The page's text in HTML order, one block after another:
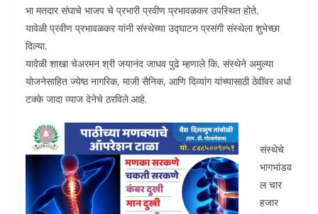
भा मतदार संघाचे भाजप चे प्रभारी प्रवीण प्रभावळकर उपस्थित होते.
यावेळी प्रवीण प्रभावळकर यांनी संस्थेच्या उद्घाटन प्रसंगी संस्थेला शुभेच्छा
दिल्या.
यावेळी शाखा चेअरमन श्री जयानंद जाधव पुढे म्हणाले कि, संस्थेने अमुल्या
योजनेसाहित ज्येष्ठ नागरिक, माजी सैनिक, आणि दिव्यांग यांच्यासाठी ठेवींवर अर्धा
टक्के जादा व्याज देनेचे ठरविले आहे.
संस्थेचे
भागभांडव
ल चार
हजार